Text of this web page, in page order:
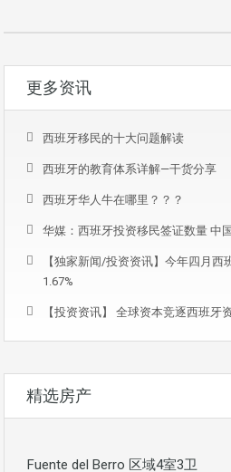
更多资讯
西班牙移民的十大问题解读
西班牙的教育体系详解—干货分享
西班牙华人牛在哪里？？？
华媒：西班牙投资移民签证数量 中
【独家新闻/投资资讯】今年四月
1.67%
【投资资讯】 全球资本竞逐西班牙
精选房产
Fuente del Berro 区域4室3卫